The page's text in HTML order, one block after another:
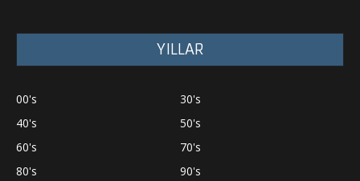
YILLAR
00's
30's
40's
50's
60's
70's
80's
90's